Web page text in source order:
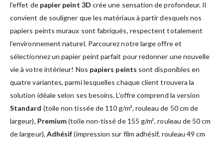
l’effet de papier peint 3D crée une sensation de profondeur. Il
convient de souligner que les matériaux à partir desquels nos
papiers peints muraux sont fabriqués, respectent totalement
l’environnement naturel. Parcourez notre large offre et
sélectionnez un papier peint parfait pour redonner une nouvelle
vie à votre intérieur! Nos papiers peints sont disponibles en
quatre variantes, parmi lesquelles chaque client trouvera la
solution idéale selon ses besoins. L’offre comprend la version
Standard (toile non tissée de 110 g/m², rouleau de 50 cm de
largeur), Premium(toile non-tissé de 155 g/m², rouleau de 50 cm
de largeur), Adhésif(impression sur film adhésif, rouleau 49 cm